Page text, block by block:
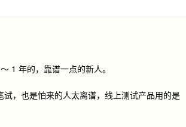
1 年的，靠谱一点的新人。
，也是怕来的人太离谱，线上测试产品用的是